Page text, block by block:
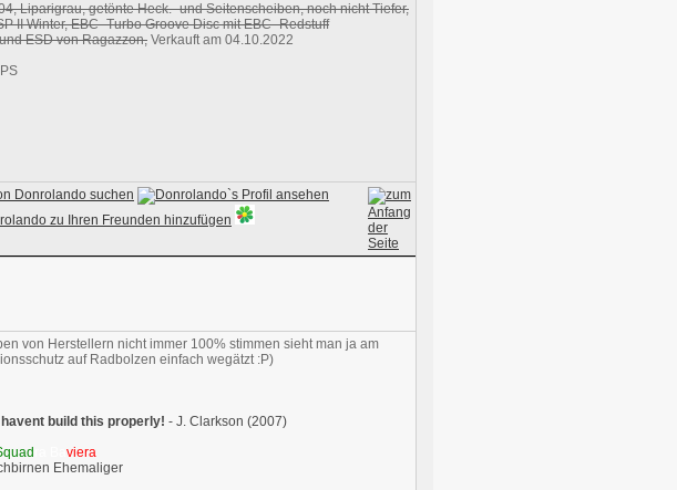
Liparigrau, getönte Heck.- und Seitenscheiben, noch nicht Tiefer,
II Winter, EBC- Turbo Groove Disc mit EBC- Redstuff
ESD von Ragazzon, Verkauft am 04.10.2022
von Herstellern nicht immer 100% stimmen sieht man ja am
auf Radbolzen einfach wegätzt :P)
build this properly! - J. Clarkson (2007)
viera
Ehemaliger